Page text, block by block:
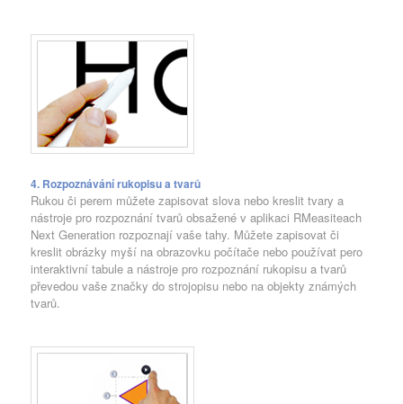
4. Rozpoznávání rukopisu a tvarů
Rukou či perem můžete zapisovat slova nebo kreslit tvary a
nástroje pro rozpoznání tvarů obsažené v aplikaci RMeasiteach
Next Generation rozpoznají vaše tahy. Můžete zapisovat či
kreslit obrázky myší na obrazovku počítače nebo používat pero
interaktivní tabule a nástroje pro rozpoznání rukopisu a tvarů
převedou vaše značky do strojopisu nebo na objekty známých
tvarů.